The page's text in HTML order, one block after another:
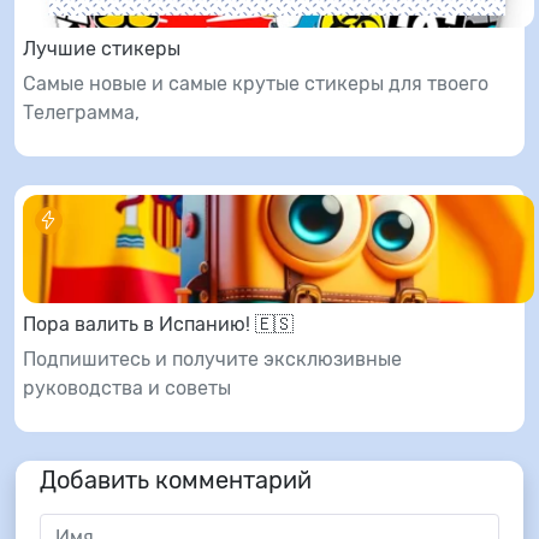
Лучшие стикеры
Самые новые и самые крутые стикеры для твоего
Телеграмма,
Пора валить в Испанию! 🇪🇸
Подпишитесь и получите эксклюзивные
руководства и советы
Добавить комментарий